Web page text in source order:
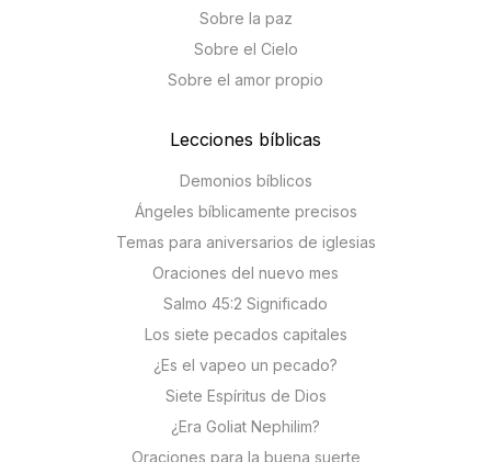
Sobre la paz
Sobre el Cielo
Sobre el amor propio
Lecciones bíblicas
Demonios bíblicos
Ángeles bíblicamente precisos
Temas para aniversarios de iglesias
Oraciones del nuevo mes
Salmo 45:2 Significado
Los siete pecados capitales
¿Es el vapeo un pecado?
Siete Espíritus de Dios
¿Era Goliat Nephilim?
Oraciones para la buena suerte